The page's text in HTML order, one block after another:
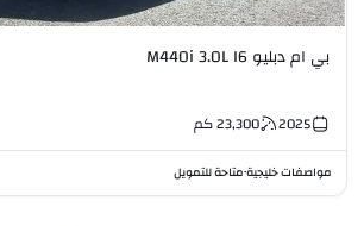
بي ام دبليو M440i 3.0L I6
2025
23,300كم
مواصفات خليجية•متاحة للتمويل